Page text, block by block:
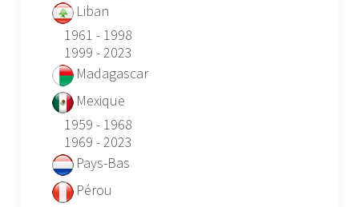
Liban
1961 - 1998
1999 - 2023
Madagascar
Mexique
1959 - 1968
1969 - 2023
Pays-Bas
Pérou